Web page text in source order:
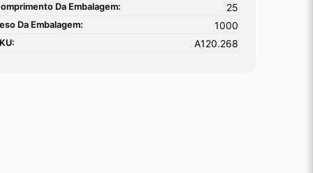
Da Embalagem: 25
Da Embalagem: 1000
A120.268